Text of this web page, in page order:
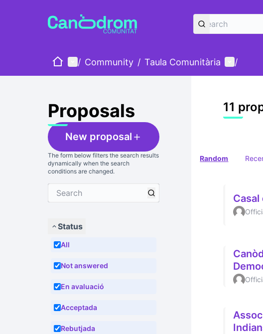
HomeMain menu
/ Community / Taula Comunitària User
/
Proposals
New proposal
The form below filters the search results
dynamically when the search
conditions are changed.
Status
All
Not answered
En avaluació
Acceptada
Rebutjada
11
Random